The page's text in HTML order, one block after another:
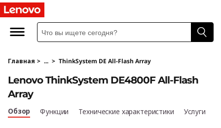
T
h
n
k
S
Главная > ... > ThinkSystem DE All-Flash Array
Lenovo ThinkSystem DE4800F All-Flash
Array
Обзор Функции Технические характеристики Услуги